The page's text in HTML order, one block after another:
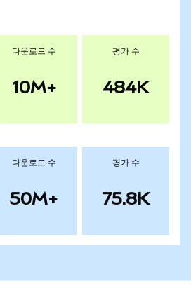
다운로드 수
10M+
평가 수
484K
다운로드 수
50M+
평가 수
75.8K